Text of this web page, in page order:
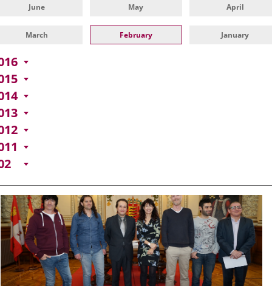
June May April
March February January